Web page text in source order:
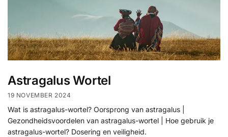
Astragalus Wortel
19 NOVEMBER 2024
Wat is astragalus-wortel? Oorsprong van astragalus |
Gezondheidsvoordelen van astragalus-wortel | Hoe gebruik je
astragalus-wortel? Dosering en veiligheid.